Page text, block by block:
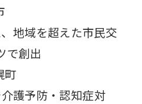
域を超えた市民交
で創出
町
護予防・認知症対